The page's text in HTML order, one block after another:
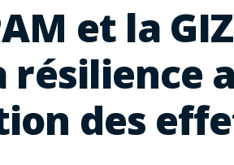
et la
des